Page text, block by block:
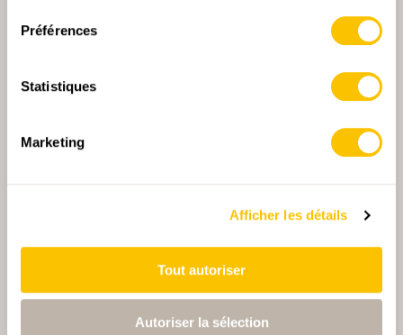
Préférences
Statistiques
Marketing
Afficher les détails
Tout autoriser
Autoriser la sélection
PARTENAIRE PRINCIPALE ET PARTENAIRE DE TRANSPORT
PARTENAIRE PARTENAIRE
Monbijoustrasse 61